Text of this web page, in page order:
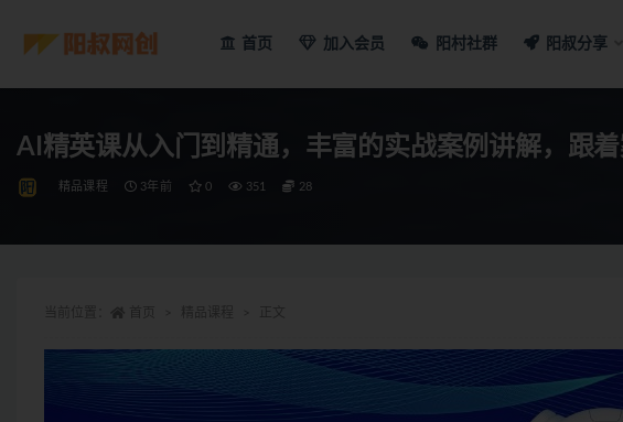
首页 加入会员 阳村社群 阳叔分享
AI精英课从入门到精通，丰富的实战案例讲解，跟着
精品课程 3年前 0 351 28